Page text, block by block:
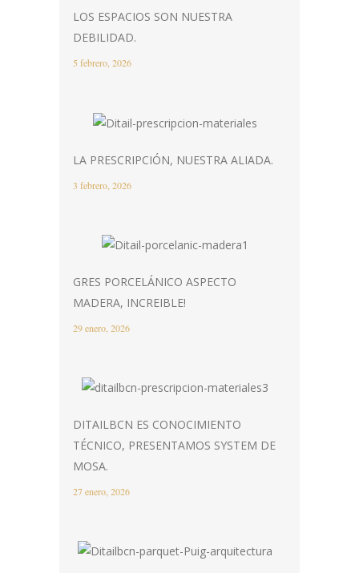
LOS ESPACIOS SON NUESTRA
DEBILIDAD.
5 febrero, 2026
LA PRESCRIPCIÓN, NUESTRA ALIADA.
3 febrero, 2026
GRES PORCELÁNICO ASPECTO
MADERA, INCREIBLE!
29 enero, 2026
DITAILBCN ES CONOCIMIENTO
TÉCNICO, PRESENTAMOS SYSTEM DE
MOSA.
27 enero, 2026